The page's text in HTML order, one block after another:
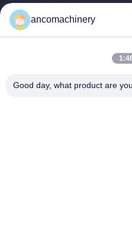
phố Tô Châu, tỉnh Giang Tô....
Liên Kết Nhanh
Tham Quan Nhà Máy
ancomachinery
Good day, what product are